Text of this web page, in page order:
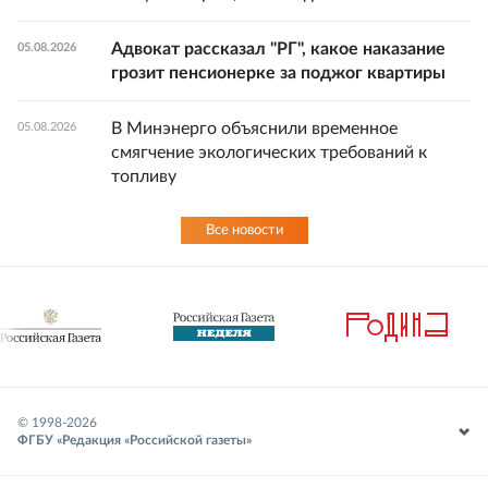
05.08.2026
Адвокат рассказал "РГ", какое наказание
грозит пенсионерке за поджог квартиры
05.08.2026
В Минэнерго объяснили временное
смягчение экологических требований к
топливу
Все новости
© 1998-2026
ФГБУ «Редакция «Российской газеты»